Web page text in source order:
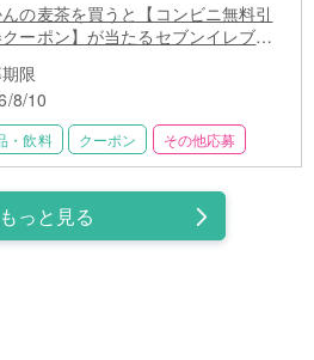
の麦茶を買うと【コンビニ無料引
ーポン】が当たるセブンイレブン
限
8/10
・飲料 クーポン その他応募
もっと見る